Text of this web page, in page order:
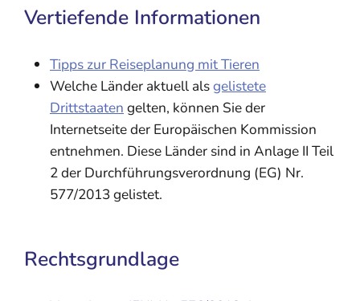
Vertiefende Informationen
Tipps zur Reiseplanung mit Tieren
Welche Länder aktuell alsgelistete
Drittstaaten gelten, können Sie der
Internetseite der Europäischen Kommission
entnehmen. Diese Länder sind in Anlage II Teil
2 der Durchführungsverordnung (EG) Nr.
577/2013 gelistet.
Rechtsgrundlage